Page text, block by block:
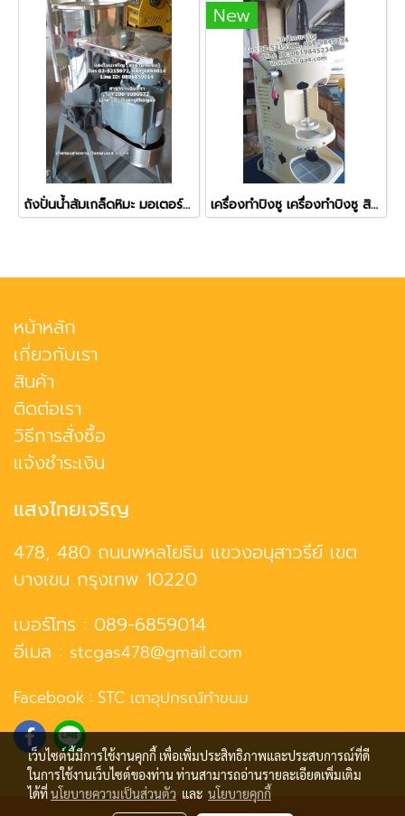
ถังปั่นน้ำส้มเกล็ดหิมะ มอเตอร์มิตซูบิชิ ตัวถังสแตนเลส ขนาด 20 ลิตร
New
เครื่องทำปิงซู เครื่องทำบิงซู สินค้าไต้หวัน
หน้าหลัก
เกี่ยวกับเรา
สินค้า
ติดต่อเรา
วิธีการสั่งซื้อ
แจ้งชำระเงิน
แสงไทยเจริญ
478, 480 ถนนพหลโยธิน แขวงอนุสาวรีย์ เขต
บางเขน กรุงเทพ 10220
เบอร์โทร : 089-6859014
อีเมล : stcgas478@gmail.com
Facebook : STC เตาอุปกรณ์ทำขนม
เว็บไซต์นี้มีการใช้งานคุกกี้ เพื่อเพิ่มประสิทธิภาพและประสบการณ์ที่ดี
ในการใช้งานเว็บไซต์ของท่าน ท่านสามารถอ่านรายละเอียดเพิ่มเติม
ได้ที่นโยบายความเป็นส่วนตัว และ นโยบายคุกกี้